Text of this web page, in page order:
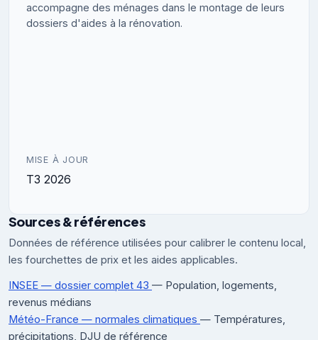
accompagne des ménages dans le montage de leurs
dossiers d'aides à la rénovation.
MISE À JOUR
T3 2026
Sources & références
Données de référence utilisées pour calibrer le contenu local,
les fourchettes de prix et les aides applicables.
INSEE — dossier complet 43 — Population, logements,
revenus médians
Météo-France — normales climatiques — Températures,
précipitations, DJU de référence